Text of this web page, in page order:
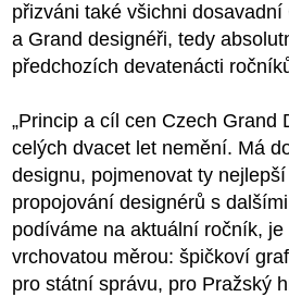
přizváni také všichni
a Grand designéři, tedy
předchozích devatenácti
„Princip a cíl cen Czech Grand
celých dvacet let nemění. Má
designu, pojmenovat ty
propojování designérů s
podíváme na aktuální ročník,
vrchovatou měrou: špičkoví
pro státní správu, pro Pražský